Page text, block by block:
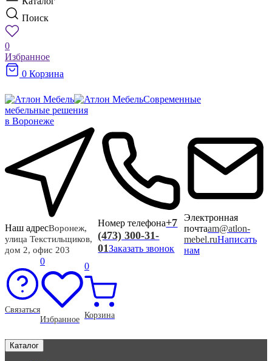
Поиск
0
Избранное
0 Корзина
Современные
мебельные решения
в Воронеже
Наш адресВоронеж,
улица Текстильщиков,
дом 2, офис 203
Номер телефона+7
(473) 300-31-
01Заказать звонок
Электронная
почтаam@atlon-
mebel.ruНаписать
нам
Связаться
0
Избранное
0
Корзина
Каталог